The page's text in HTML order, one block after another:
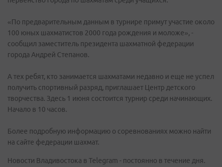
«По предварительным данным в турнире примут участие около
100 юных шахматистов 2000 года рождения и моложе», -
сообщил заместитель президента шахматной федерации
города Андрей Степанов.
А тех ребят, кто занимается шахматами недавно и еще не успел
получить спортивный разряд, приглашает Центр детского
творчества. Здесь 1 июня состоится турнир среди начинающих.
Начало в 10 часов.
Более подробную информацию о соревнованиях можно найти
на сайте федерации шахмат.
Новости Владивостока в Telegram - постоянно в течение дня.